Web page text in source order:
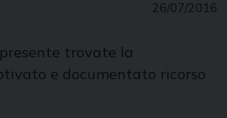
26/07/2016
trovate la
e documentato ricorso